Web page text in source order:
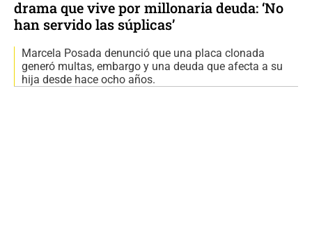
drama que vive por millonaria deuda: ‘No
han servido las súplicas’
Marcela Posada denunció que una placa clonada
generó multas, embargo y una deuda que afecta a su
hija desde hace ocho años.